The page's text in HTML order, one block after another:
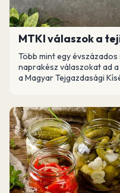
MTKI válaszok a
Több mint egy
naprakész válaszokat ad
a Magyar Tejgazdasági